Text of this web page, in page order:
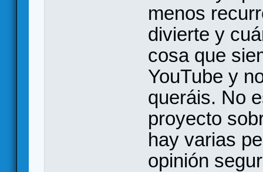
menos
divierte y
cosa que
YouTube y
queráis. No
proyecto
hay varias
opinión